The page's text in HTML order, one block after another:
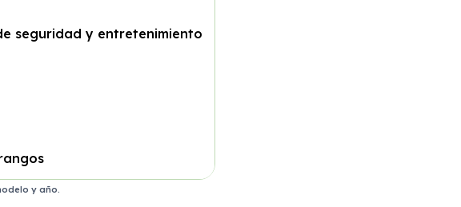
seguridad y entretenimiento
y año.